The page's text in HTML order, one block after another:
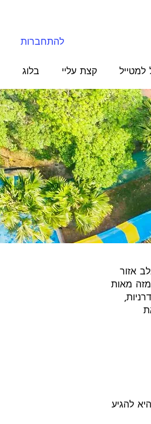
להתחברות
למטייל קצת עליי בלוג
אזור
מאות
להגיע